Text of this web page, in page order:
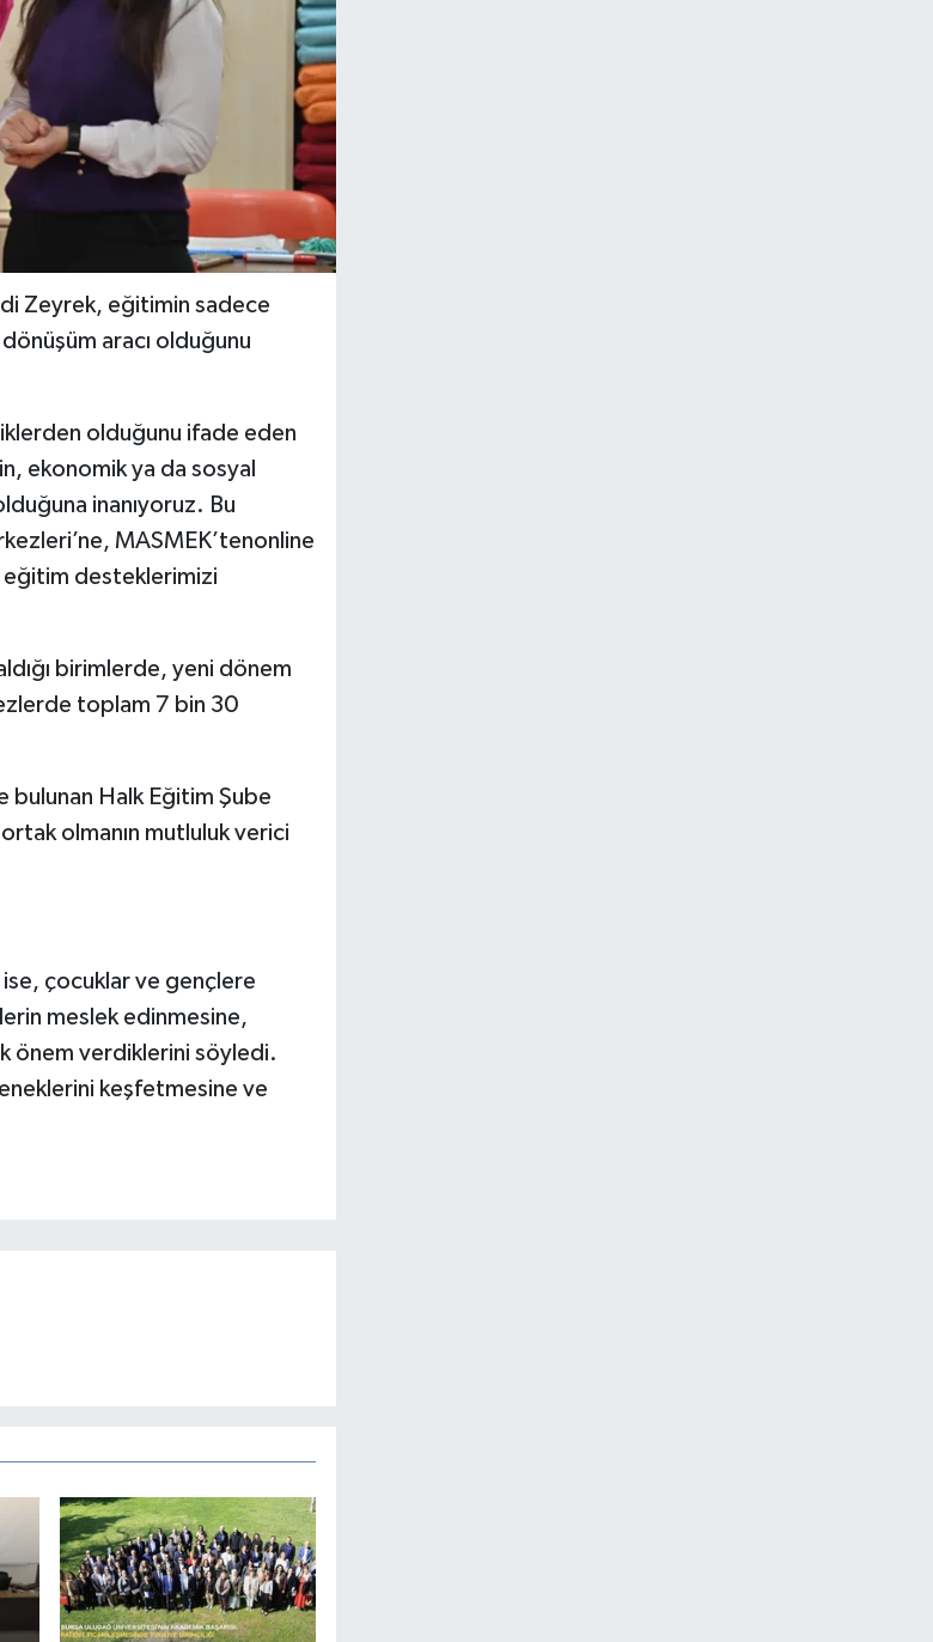
Zeyrek, eğitimin sadece
aracı olduğunu
olduğunu ifade eden
ekonomik ya da sosyal
inanıyoruz. Bu
MASMEK’tenonline
desteklerimizi
birimlerde, yeni dönem
toplam 7 bin 30
bulunan Halk Eğitim Şube
olmanın mutluluk verici
ise, çocuklar ve gençlere
meslek edinmesine,
önem verdiklerini söyledi.
keşfetmesine ve